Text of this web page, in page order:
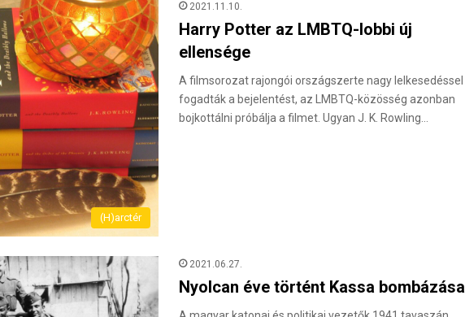
(H)arctér
2021.11.10.
Harry Potter az LMBTQ-lobbi új
ellensége
A filmsorozat rajongói országszerte nagy lelkesedéssel
fogadták a bejelentést, az LMBTQ-közösség azonban
bojkottálni próbálja a filmet. Ugyan J. K. Rowling…
2021.06.27.
Nyolcan éve történt Kassa bombázása